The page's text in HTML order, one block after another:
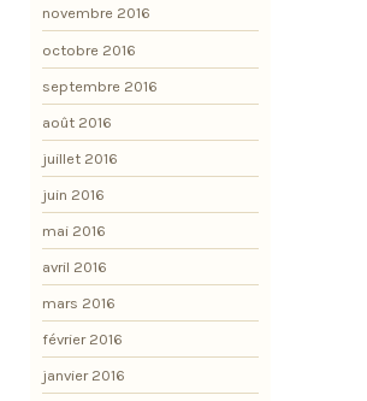
novembre 2016
octobre 2016
septembre 2016
août 2016
juillet 2016
juin 2016
mai 2016
avril 2016
mars 2016
février 2016
janvier 2016